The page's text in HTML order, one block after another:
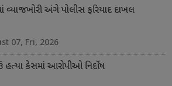
વ્યાજખોરી અંગે પોલીસ ફરિયાદ દાખલ
07, Fri, 2026
હત્યા કેસમાં આરોપીઓ નિર્દોષ